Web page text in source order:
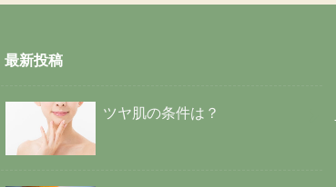
最新投稿
ツヤ肌の条件は？